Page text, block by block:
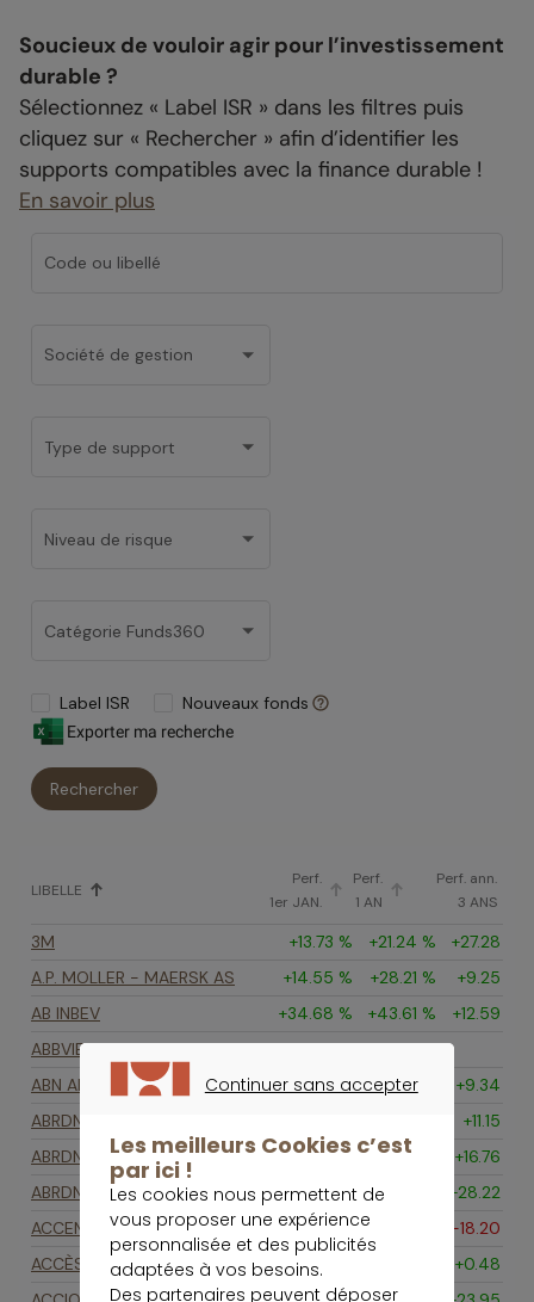
Soucieux de vouloir agir pour l’investissement
durable ?
Sélectionnez « Label ISR » dans les filtres puis
cliquez sur « Rechercher » afin d’identifier les
supports compatibles avec la finance durable !
En savoir plus
Continuer sans accepter
Les meilleurs Cookies c’est
par ici !
Les cookies nous permettent de
vous proposer une expérience
personnalisée et des publicités
adaptées à vos besoins.
Des partenaires peuvent déposer